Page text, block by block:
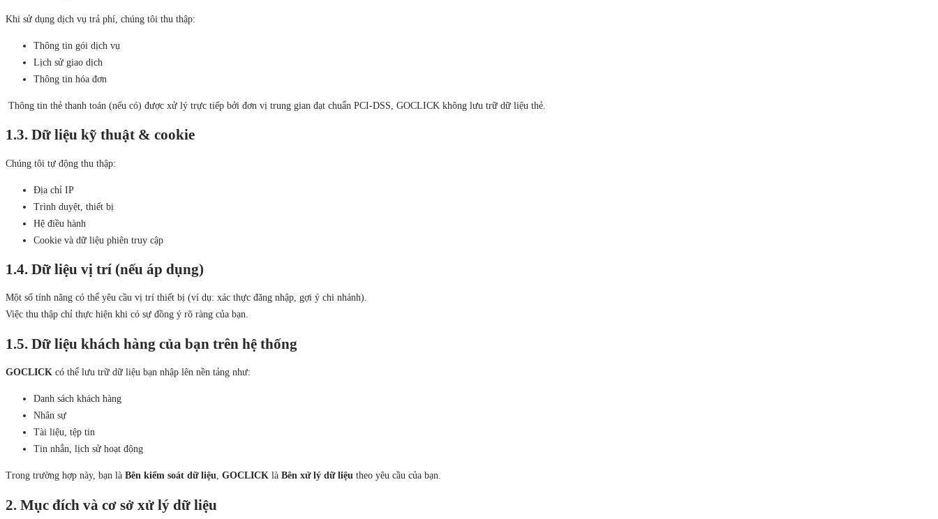
Khi sử dụng dịch vụ trả phí, chúng tôi thu thập:
Thông tin gói dịch vụ
Lịch sử giao dịch
Thông tin hóa đơn
Thông tin thẻ thanh toán (nếu có) được xử lý trực tiếp bởi đơn vị trung gian đạt chuẩn PCI-DSS, GOCLICK không lưu trữ dữ liệu thẻ.
1.3. Dữ liệu kỹ thuật & cookie
Chúng tôi tự động thu thập:
Địa chỉ IP
Trình duyệt, thiết bị
Hệ điều hành
Cookie và dữ liệu phiên truy cập
1.4. Dữ liệu vị trí (nếu áp dụng)
Một số tính năng có thể yêu cầu vị trí thiết bị (ví dụ: xác thực đăng nhập, gợi ý chi nhánh).
Việc thu thập chỉ thực hiện khi có sự đồng ý rõ ràng của bạn.
1.5. Dữ liệu khách hàng của bạn trên hệ thống
GOCLICK có thể lưu trữ dữ liệu bạn nhập lên nền tảng như:
Danh sách khách hàng
Nhân sự
Tài liệu, tệp tin
Tin nhắn, lịch sử hoạt động
Trong trường hợp này, bạn là Bên kiểm soát dữ liệu, GOCLICK là Bên xử lý dữ liệu theo yêu cầu của bạn.
2. Mục đích và cơ sở xử lý dữ liệu